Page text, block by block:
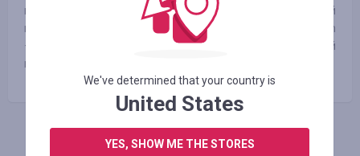
информацию о товаре и помогут сделать правильный
выбор. Интернет-магазин брендовой одежды brionity.com
– это отличные товары по доступным ценам с доставкой
на дом!
INICIE SESIÓN PARA DEJAR UNA RESEÑA
We've determined that your country is
United States
YES, SHOW ME THE STORES